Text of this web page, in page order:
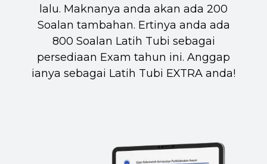
lalu. Maknanya anda akan ada 200
Soalan tambahan. Ertinya anda ada
800 Soalan Latih Tubi sebagai
persediaan Exam tahun ini. Anggap
ianya sebagai Latih Tubi EXTRA anda!